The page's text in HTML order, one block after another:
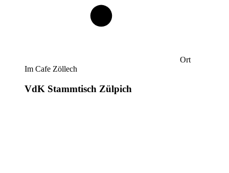
Ort
Im Cafe Zöllech
VdK Stammtisch Zülpich